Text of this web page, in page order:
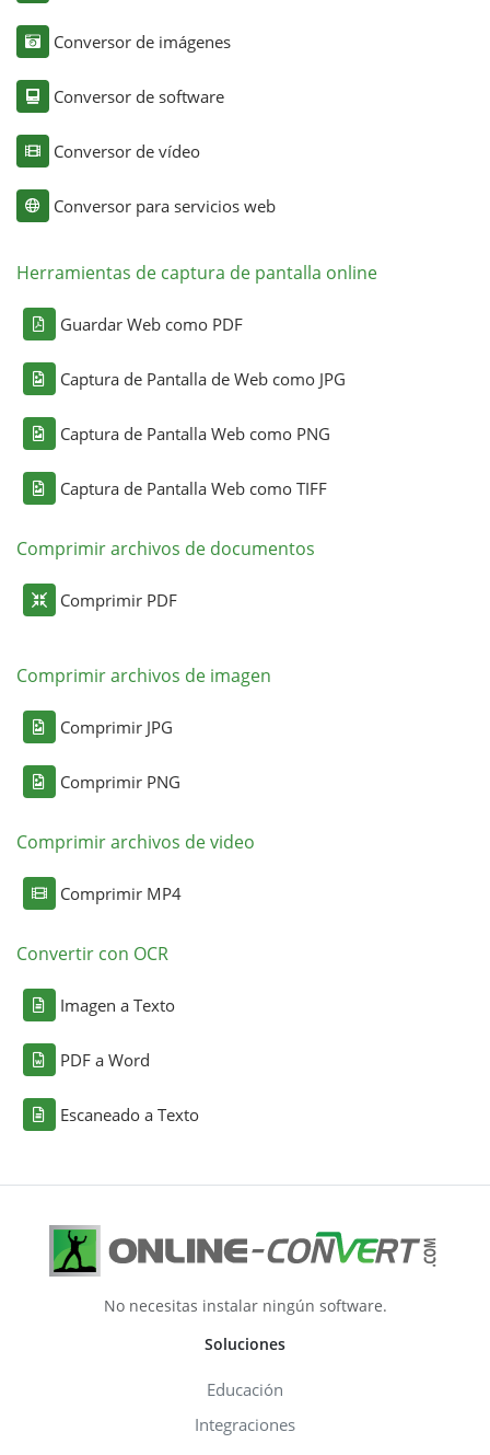
Conversor de imágenes
Conversor de software
Conversor de vídeo
Conversor para servicios web
Herramientas de captura de pantalla online
Guardar Web como PDF
Captura de Pantalla de Web como JPG
Captura de Pantalla Web como PNG
Captura de Pantalla Web como TIFF
Comprimir archivos de documentos
Comprimir PDF
Comprimir archivos de imagen
Comprimir JPG
Comprimir PNG
Comprimir archivos de video
Comprimir MP4
Convertir con OCR
Imagen a Texto
PDF a Word
Escaneado a Texto
No necesitas instalar ningún software.
Soluciones
Educación
Integraciones